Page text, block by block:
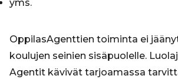
yms.
OppilasAgenttien toiminta ei
koulujen seinien sisäpuolelle.
Agentit kävivät tarjoamassa